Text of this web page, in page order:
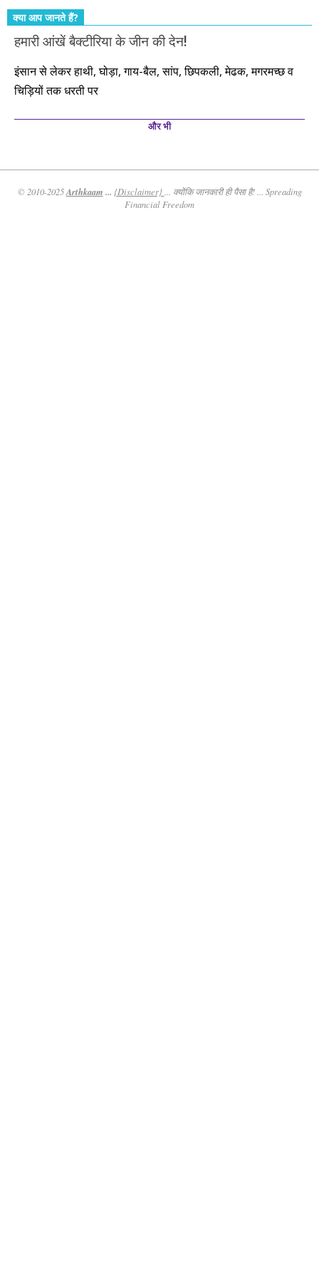
क्या आप जानते हैं?
हमारी आंखें बैक्टीरिया के जीन की देन!
इंसान से लेकर हाथी, घोड़ा, गाय-बैल, सांप, छिपकली, मेढक, मगरमच्छ व
चिड़ियों तक धरती पर
और भी
© 2010-2025Arthkaam ... {Disclaimer}
... क्योंकि जानकारी ही पैसा है! ... Spreading
Financial Freedom